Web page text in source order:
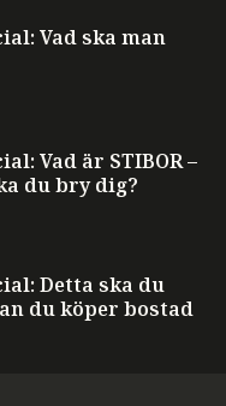
Vad ska man
Vad är STIBOR –
du bry dig?
Detta ska du
du köper bostad